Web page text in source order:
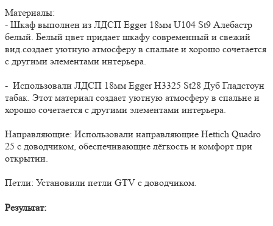
Материалы:
- Шкаф выполнен из ЛДСП Egger 18мм U104 St9 Алебастр
белый. Белый цвет придает шкафу современный и свежий
вид.создает уютную атмосферу в спальне и хорошо сочетается
с другими элементами интерьера.
- Использовали ЛДСП 18мм Egger H3325 St28 Дуб Гладстоун
табак. Этот материал создает уютную атмосферу в спальне и
хорошо сочетается с другими элементами интерьера.
Направляющие: Использовали направляющие Hettich Quadro
25 с доводчиком, обеспечивающие лёгкость и комфорт при
открытии.
Петли: Установили петли GTV с доводчиком.
Результат: